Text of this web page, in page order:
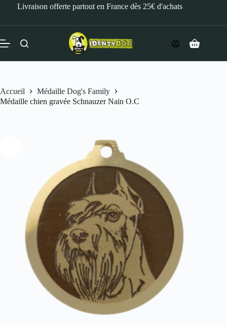
Livraison offerte partout en France dès 25€ d'achats
Accueil
Médaille Dog's Family
Médaille chien gravée Schnauzer Nain O.C